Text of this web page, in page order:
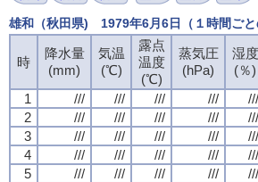
雄和（秋田県) 1979年6月6日（１時間ごと
時
降水量
(mm)
気温
(℃)
露点
温度
(℃)
蒸気圧
(hPa)
湿度
(％)
1
/// /// /// /// ///
2
/// /// /// /// ///
3
/// /// /// /// ///
4
/// /// /// /// ///
5
/// /// /// /// ///